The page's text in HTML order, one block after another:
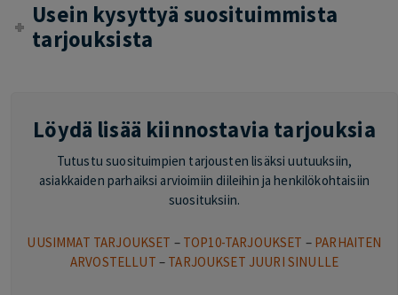
Usein kysyttyä suosituimmista
tarjouksista
Löydä lisää kiinnostavia tarjouksia
Tutustu suosituimpien tarjousten lisäksi uutuuksiin,
asiakkaiden parhaiksi arvioimiin diileihin ja henkilökohtaisiin
suosituksiin.
UUSIMMAT TARJOUKSET – TOP10-TARJOUKSET – PARHAITEN
ARVOSTELLUT – TARJOUKSET JUURI SINULLE